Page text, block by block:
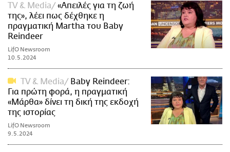
TV & Media
«Απειλές για τη ζωή
της», λέει πως δέχθηκε η
πραγματική Martha του Baby
Reindeer
LifO Newsroom
10.5.2024
TV & Media
Baby Reindeer:
Για πρώτη φορά, η πραγματική
«Μάρθα» δίνει τη δική της εκδοχή
της ιστορίας
LifO Newsroom
9.5.2024